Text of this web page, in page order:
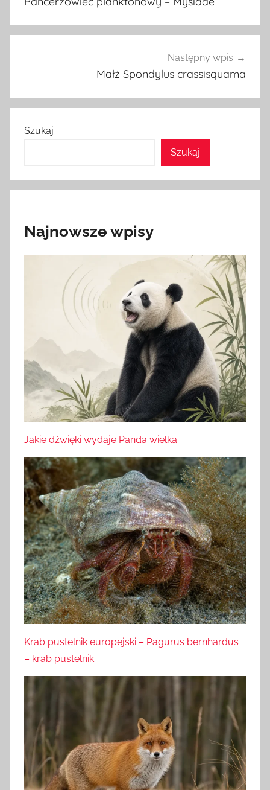
Następny wpis
Małż Spondylus crassisquama
Szukaj
Szukaj
Najnowsze wpisy
Jakie dźwięki wydaje Panda wielka
Krab pustelnik europejski – Pagurus bernhardus
– krab pustelnik